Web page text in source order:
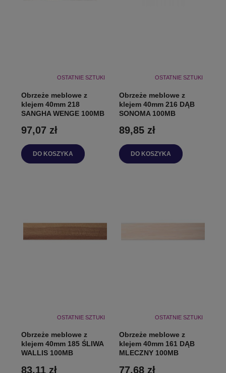
OSTATNIE SZTUKI
Obrzeże meblowe z
klejem 40mm 218
SANGHA WENGE 100MB
97,07 zł
DO KOSZYKA
OSTATNIE SZTUKI
Obrzeże meblowe z
klejem 40mm 216 DĄB
SONOMA 100MB
89,85 zł
DO KOSZYKA
OSTATNIE SZTUKI
Obrzeże meblowe z
klejem 40mm 185 ŚLIWA
WALLIS 100MB
83,11 zł
OSTATNIE SZTUKI
Obrzeże meblowe z
klejem 40mm 161 DĄB
MLECZNY 100MB
77,68 zł